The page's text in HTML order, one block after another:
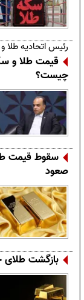
رئیس اتحادیه طلا
قیمت طلا و
چیست؟
صعود
بازگشت